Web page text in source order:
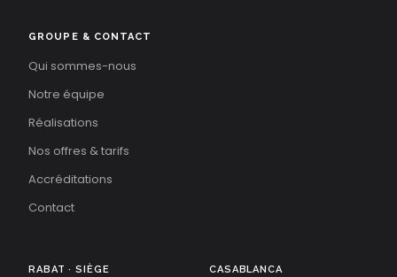
GROUPE & CONTACT
Qui sommes-nous
Notre équipe
Réalisations
Nos offres & tarifs
Accréditations
Contact
RABAT · SIÈGE CASABLANCA